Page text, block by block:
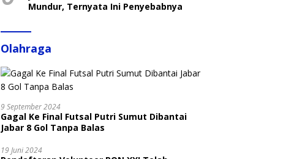
Mundur, Ternyata Ini Penyebabnya
Olahraga
9 September 2024
Gagal Ke Final Futsal Putri Sumut Dibantai
Jabar 8 Gol Tanpa Balas
19 Juni 2024